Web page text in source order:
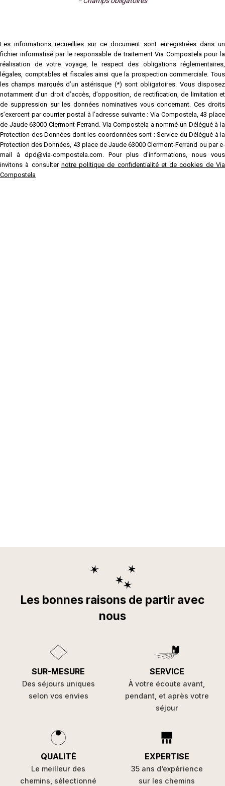
Les informations recueillies sur ce document sont enregistrées dans un
fichier informatisé par le responsable de traitement Via Compostela pour la
réalisation de votre voyage, le respect des obligations réglementaires,
légales, comptables et fiscales ainsi que la prospection commerciale. Tous
les champs marqués d’un astérisque (*) sont obligatoires. Vous disposez
notamment d’un droit d’accès, d’opposition, de rectification, de limitation et
de suppression sur les données nominatives vous concernant. Ces droits
s’exercent par courrier postal à l’adresse suivante : Via Compostela, 43 place
de Jaude 63000 Clermont-Ferrand. Via Compostela a nommé un Délégué à la
Protection des Données dont les coordonnées sont : Service du Délégué à la
Protection des Données, 43 place de Jaude 63000 Clermont-Ferrand ou par e-
mail à dpd@via-compostela.com. Pour plus d’informations, nous vous
invitons à consulter notre politique de confidentialité et de cookies de Via
Compostela
Les bonnes raisons de partir avec
nous
SUR-MESURE
Des séjours uniques
selon vos envies
SERVICE
À votre écoute avant,
pendant, et après votre
séjour
QUALITÉ
Le meilleur des
chemins, sélectionné
EXPERTISE
35 ans d’expérience
sur les chemins